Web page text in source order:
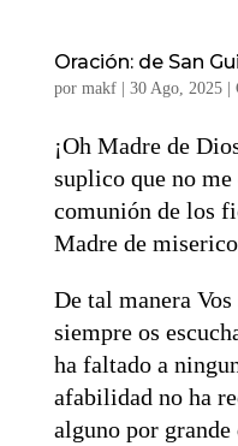
Oración: de San
por makf| 30 Ago, 2025|
¡Oh Madre de
suplico que no me
comunión de los
Madre de
De tal manera
siempre os
ha faltado a
afabilidad no ha
alguno por